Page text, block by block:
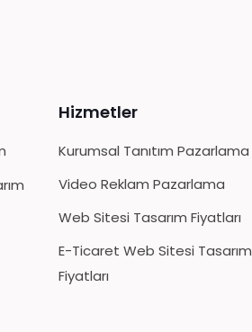
Hizmetler
Kurumsal Tanıtım Pazarlama
Video Reklam Pazarlama
Web Sitesi Tasarım Fiyatları
E-Ticaret Web Sitesi Tasarım
Fiyatları